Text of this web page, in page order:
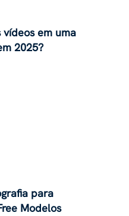
em uma
2025?
para
Modelos